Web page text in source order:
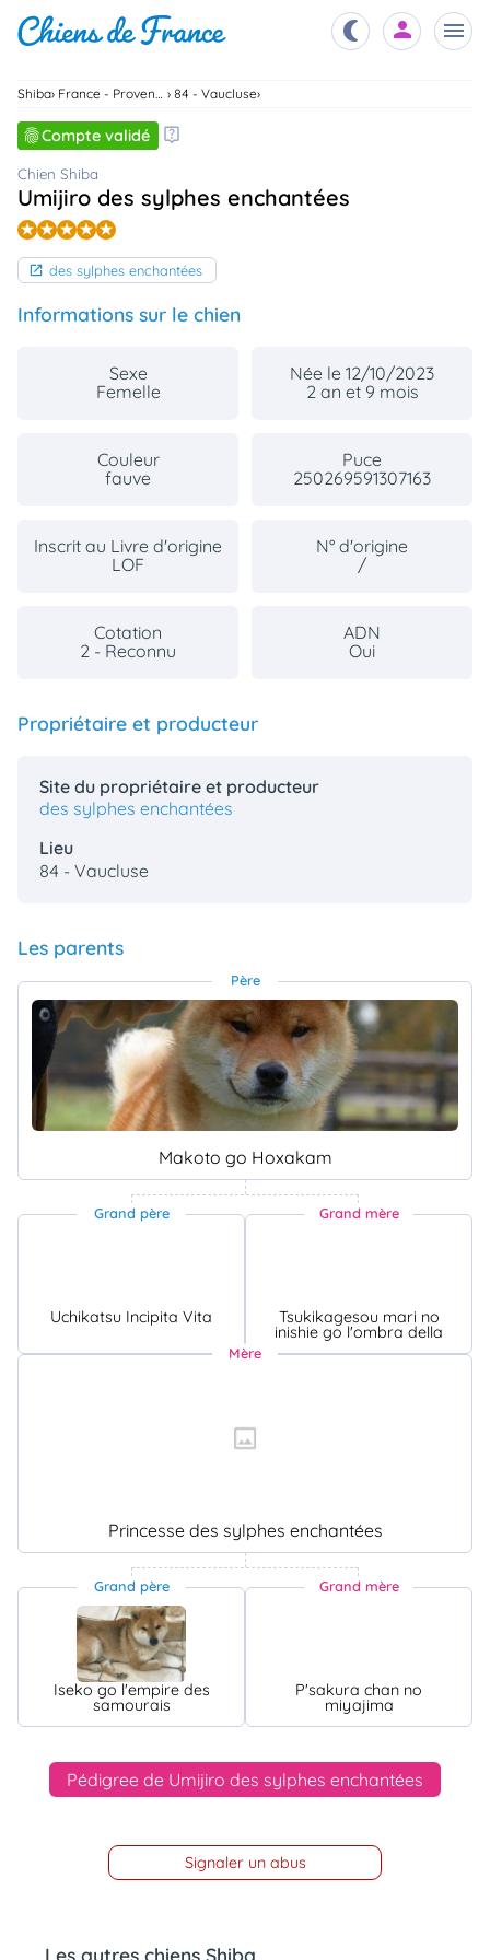
Éleveurs
et
Étalons
Chiens
Assurances
Connexion
Shiba 84 - Vaucluse
Compte validé
Chien Shiba
Umijiro des sylphes enchantées
des sylphes enchantées
Informations sur le chien
Sexe
Femelle
Née le 12/10/2023
2 an et 9 mois
Couleur
fauve
Puce
250269591307163
Inscrit au Livre d'origine
LOF
N° d'origine
/
Cotation
2 - Reconnu
ADN
Oui
Propriétaire et producteur
Site du propriétaire et producteur
des sylphes enchantées
Lieu
84 - Vaucluse
Les parents
Père
Makoto go Hoxakam
Grand père
Uchikatsu Incipita Vita
Grand mère
Tsukikagesou mari no
inishie go l'ombra della
Mère
Princesse des sylphes enchantées
Grand père
Iseko go l'empire des
samourais
Grand mère
P'sakura chan no
miyajima
Pédigree de Umijiro des sylphes enchantées
Signaler un abus
Les autres chiens Shiba